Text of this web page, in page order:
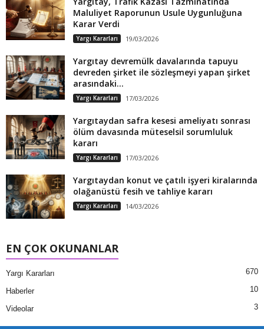
Maluliyet Raporunun Usule Uygunluğuna
Karar Verdi
Yargı Kararları 19/03/2026
Yargıtay devremülk davalarında tapuyu
devreden şirket ile sözleşmeyi yapan şirket
arasındaki...
Yargı Kararları 17/03/2026
Yargıtaydan safra kesesi ameliyatı sonrası
ölüm davasında müteselsil sorumluluk
kararı
Yargı Kararları 17/03/2026
Yargıtaydan konut ve çatılı işyeri kiralarında
olağanüstü fesih ve tahliye kararı
Yargı Kararları 14/03/2026
EN ÇOK OKUNANLAR
Yargı Kararları 670
Haberler 10
Videolar 3